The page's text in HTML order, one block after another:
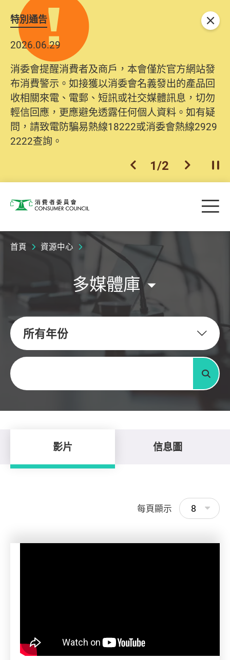
特別通告
2026.06.29
消委會提醒消費者及商戶，本會僅於官方網站發
布消費警示。如接獲以消委會名義發出的產品回
收相關來電、電郵、短訊或社交媒體訊息，切勿
輕信回應，更應避免透露任何個人資料。如有疑
問，請致電防騙易熱線18222或消委會熱線2929
2222查詢。
上一個
1/2 下一個開
關閉
消費者委員會 目
首頁 資源中心
多媒體庫
所有年份
關鍵字
搜尋
影片 信息圖
每頁顯示 8